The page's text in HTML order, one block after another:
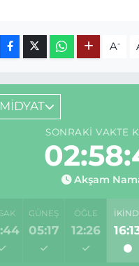
A-
MİDYAT
SONRAKI VAKTE
Akşam
GÜNEŞ
05:17
ÖĞLE
12:26